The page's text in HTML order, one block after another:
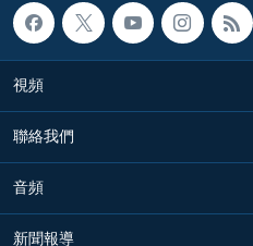
視頻存檔
海外港人
美國透視
建國史話
廣播節目表
關注我們
其他語言網站
視頻
聯絡我們
音頻
新聞報導